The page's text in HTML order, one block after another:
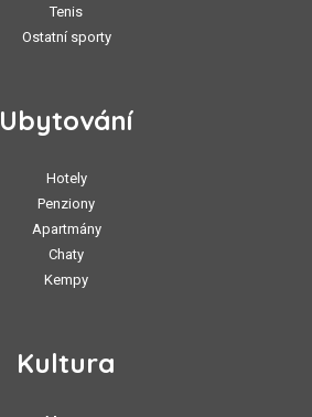
Tenis
Ostatní sporty
Ubytování
Hotely
Penziony
Apartmány
Chaty
Kempy
Kultura